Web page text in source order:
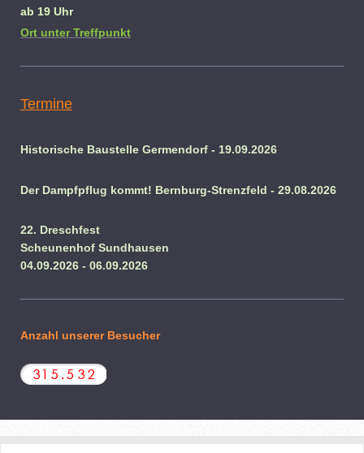
ab 19 Uhr
Ort unter Treffpunkt
Termine
Historische Baustelle Germendorf - 19.09.2026
Der Dampfpflug kommt! Bernburg-Strenzfeld - 29.08.2026
22. Dreschfest
Scheunenhof Sundhausen
04.09.2026 - 06.09.2026
Anzahl unserer Besucher